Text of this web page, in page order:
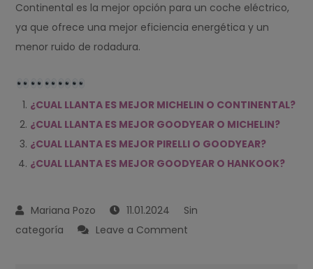
Continental es la mejor opción para un coche eléctrico,
ya que ofrece una mejor eficiencia energética y un
menor ruido de rodadura.
¿CUAL LLANTA ES MEJOR MICHELIN O CONTINENTAL?
¿CUAL LLANTA ES MEJOR GOODYEAR O MICHELIN?
¿CUAL LLANTA ES MEJOR PIRELLI O GOODYEAR?
¿CUAL LLANTA ES MEJOR GOODYEAR O HANKOOK?
11.01.2024
Sin
categoría
Leave a Comment